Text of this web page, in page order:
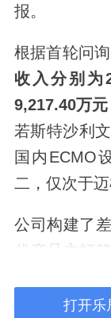
报。
根据首轮问
收入分别为
9,217.40万
若斯特沙利
国内ECMO
二，仅次于迈
公司构建了
代产品主打
和急救网络
化与全场景
打开乐